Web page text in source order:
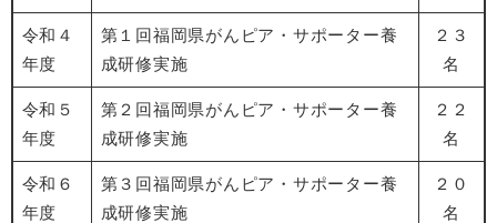
令和４
年度
第１回福岡県がんピア・サポーター養
成研修実施
２３
名
令和５
年度
第２回福岡県がんピア・サポーター養
成研修実施
２２
名
令和６
年度
第３回福岡県がんピア・サポーター養
成研修実施
２０
名